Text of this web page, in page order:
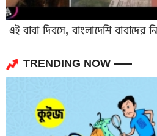
এই বাবা দিবসে, বাংলাদেশি বাবাদের
TRENDING NOW